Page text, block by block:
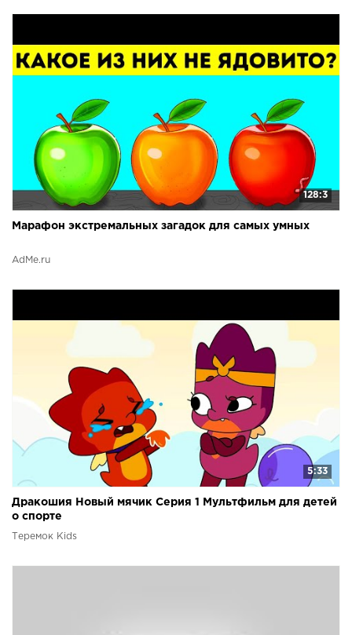
128:3
Марафон экстремальных загадок для самых умных
AdMe.ru
5:33
Дракошия Новый мячик Серия 1 Мультфильм для детей
о спорте
Теремок Kids